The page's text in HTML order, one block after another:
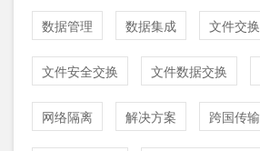
数据管理 数据集成 文件交换
文件安全交换 文件数据交换
网络隔离 解决方案 跨国传输